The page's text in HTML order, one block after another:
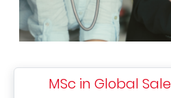
MSc in Global